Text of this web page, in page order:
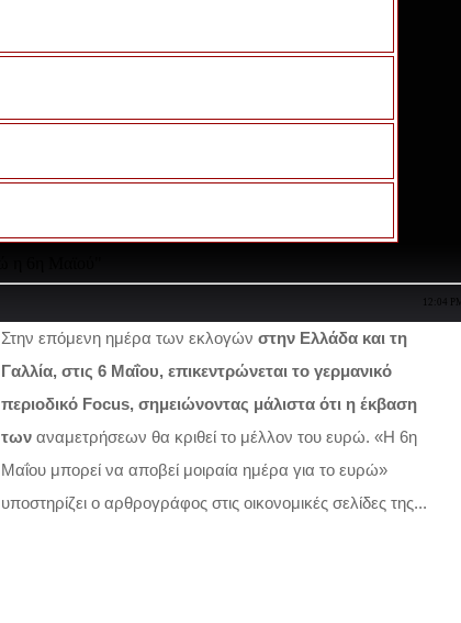
12:04 PM
Στην επόμενη ημέρα των εκλογών στην Ελλάδα και τη
Γαλλία, στις 6 Μαΐου, επικεντρώνεται το γερμανικό
περιοδικό Focus, σημειώνοντας μάλιστα ότι η έκβαση
των αναμετρήσεων θα κριθεί το μέλλον του ευρώ. «Η 6η
Μαΐου μπορεί να αποβεί μοιραία ημέρα για το ευρώ»
υποστηρίζει ο αρθρογράφος στις οικονομικές σελίδες της...